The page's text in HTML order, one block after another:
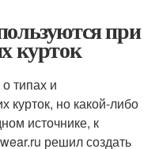
при
курток
типах и
курток, но какой-либо
источнике, к
решил создать